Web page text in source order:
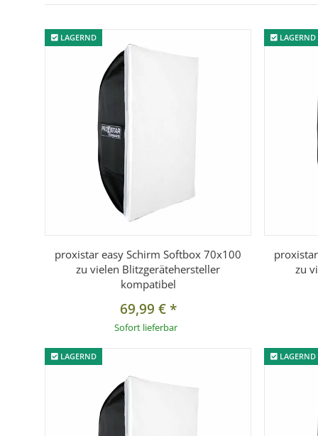
LAGERND
proxistar easy Schirm Softbox 70x100
zu vielen Blitzgerätehersteller
kompatibel
69,99 €*
Sofort lieferbar
LAGERND
zu
LAGERND LAGERND